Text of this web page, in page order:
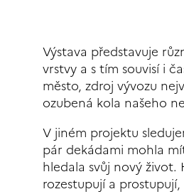
Výstava představuje
vrstvy a s tím souvisí i
město, zdroj vývozu
ozubená kola našeho
V jiném projektu
pár dekádami mohla
hledala svůj nový život.
rozestupují a